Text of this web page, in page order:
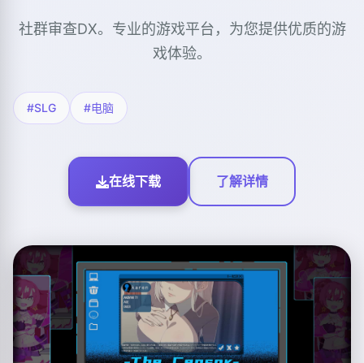
社群审查DX。专业的游戏平台，为您提供优质的游
戏体验。
#SLG #电脑
在线下载 了解详情